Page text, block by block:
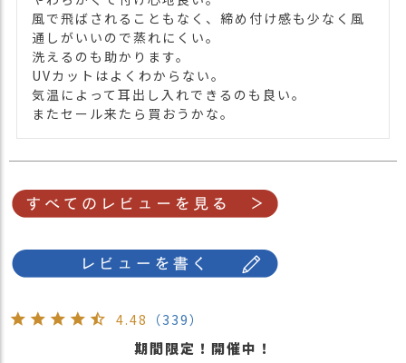
風で飛ばされることもなく、締め付け感も少なく風
通しがいいので蒸れにくい。
洗えるのも助かります。
UVカットはよくわからない。
気温によって耳出し入れできるのも良い。
またセール来たら買おうかな。
4.48 （339）
期間限定！開催中！